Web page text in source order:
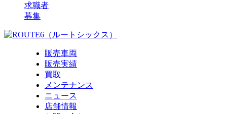
求職者
募集
販売車両
販売実績
買取
メンテナンス
ニュース
店舗情報